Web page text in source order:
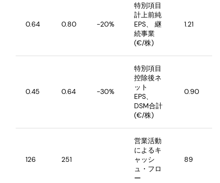
0.64 0.80 -20%
特別項目
計上前純
EPS、 継
続事業
(€/株)
1.21
0.45 0.64 -30%
特別項目
控除後ネ
ット
EPS、
DSM合計
(€/株)
0.90
126 251
営業活動
によるキ
ャッシ
ュ・フロ
ー
89